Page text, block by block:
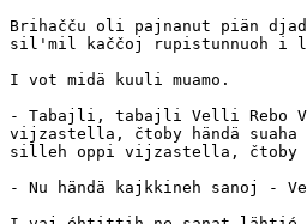
Brihačču oli pajnanut piän
sil'mil kaččoj rupistunnuoh i
I vot midä kuuli muamo.
- Tabajli, tabajli Velli Rebo
vijzastella, čtoby händä
silleh oppi vijzastella, čtoby
- Nu händä kajkkineh sanoj -